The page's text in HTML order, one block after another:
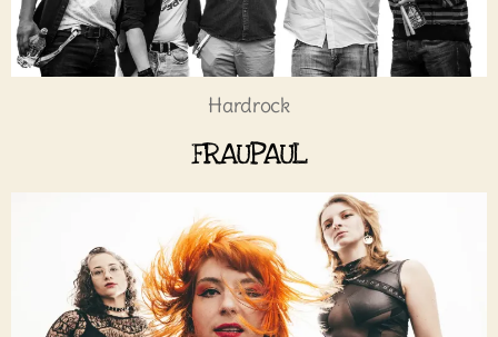
Hardrock
FRAUPAUL